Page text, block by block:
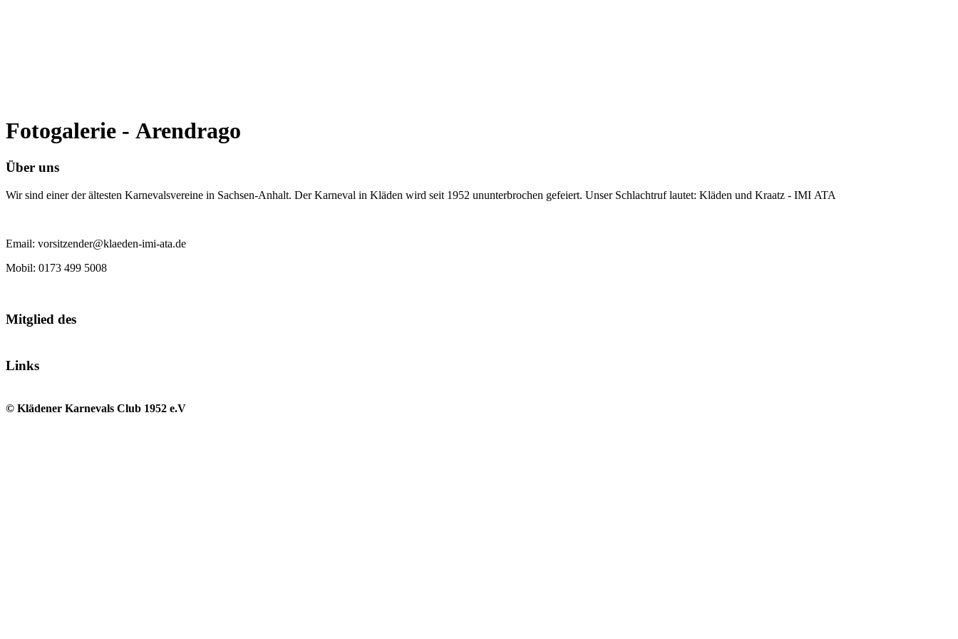
Fotogalerie - Arendrago
Über uns
Wir sind einer der ältesten Karnevalsvereine in Sachsen-Anhalt. Der Karneval in Kläden wird seit 1952 ununterbrochen gefeiert. Unser Schlachtruf lautet: Kläden und Kraatz - IMI ATA
Email: vorsitzender@klaeden-imi-ata.de
Mobil: 0173 499 5008
Mitglied des
Links
© Klädener Karnevals Club 1952 e.V